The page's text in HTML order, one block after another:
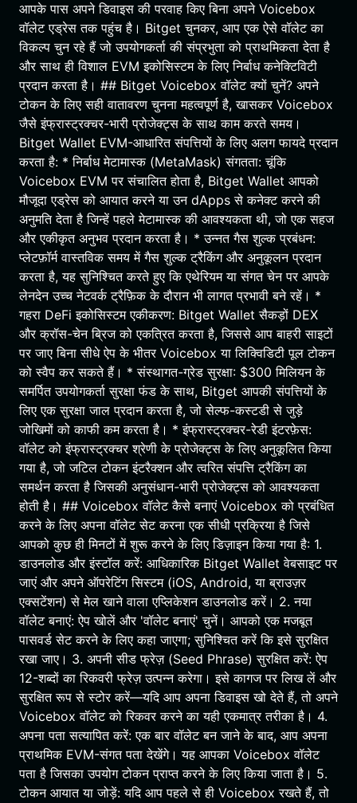
आपके पास अपने डिवाइस की परवाह किए बिना अपने Voicebox
वॉलेट एड्रेस तक पहुंच है। Bitget चुनकर, आप एक ऐसे वॉलेट का
विकल्प चुन रहे हैं जो उपयोगकर्ता की संप्रभुता को प्राथमिकता देता है
और साथ ही विशाल EVM इकोसिस्टम के लिए निर्बाध कनेक्टिविटी
प्रदान करता है। ## Bitget Voicebox वॉलेट क्यों चुनें? अपने
टोकन के लिए सही वातावरण चुनना महत्वपूर्ण है, खासकर Voicebox
जैसे इंफ्रास्ट्रक्चर-भारी प्रोजेक्ट्स के साथ काम करते समय।
Bitget Wallet EVM-आधारित संपत्तियों के लिए अलग फायदे प्रदान
करता है: * निर्बाध मेटामास्क (MetaMask) संगतता: चूंकि
Voicebox EVM पर संचालित होता है, Bitget Wallet आपको
मौजूदा एड्रेस को आयात करने या उन dApps से कनेक्ट करने की
अनुमति देता है जिन्हें पहले मेटामास्क की आवश्यकता थी, जो एक सहज
और एकीकृत अनुभव प्रदान करता है। * उन्नत गैस शुल्क प्रबंधन:
प्लेटफ़ॉर्म वास्तविक समय में गैस शुल्क ट्रैकिंग और अनुकूलन प्रदान
करता है, यह सुनिश्चित करते हुए कि एथेरियम या संगत चेन पर आपके
लेनदेन उच्च नेटवर्क ट्रैफ़िक के दौरान भी लागत प्रभावी बने रहें। *
गहरा DeFi इकोसिस्टम एकीकरण: Bitget Wallet सैकड़ों DEX
और क्रॉस-चेन ब्रिज को एकत्रित करता है, जिससे आप बाहरी साइटों
पर जाए बिना सीधे ऐप के भीतर Voicebox या लिक्विडिटी पूल टोकन
को स्वैप कर सकते हैं। * संस्थागत-ग्रेड सुरक्षा: $300 मिलियन के
समर्पित उपयोगकर्ता सुरक्षा फंड के साथ, Bitget आपकी संपत्तियों के
लिए एक सुरक्षा जाल प्रदान करता है, जो सेल्फ-कस्टडी से जुड़े
जोखिमों को काफी कम करता है। * इंफ्रास्ट्रक्चर-रेडी इंटरफ़ेस:
वॉलेट को इंफ्रास्ट्रक्चर श्रेणी के प्रोजेक्ट्स के लिए अनुकूलित किया
गया है, जो जटिल टोकन इंटरैक्शन और त्वरित संपत्ति ट्रैकिंग का
समर्थन करता है जिसकी अनुसंधान-भारी प्रोजेक्ट्स को आवश्यकता
होती है। ## Voicebox वॉलेट कैसे बनाएं Voicebox को प्रबंधित
करने के लिए अपना वॉलेट सेट करना एक सीधी प्रक्रिया है जिसे
आपको कुछ ही मिनटों में शुरू करने के लिए डिज़ाइन किया गया है: 1.
डाउनलोड और इंस्टॉल करें: आधिकारिक Bitget Wallet वेबसाइट पर
जाएं और अपने ऑपरेटिंग सिस्टम (iOS, Android, या ब्राउज़र
एक्सटेंशन) से मेल खाने वाला एप्लिकेशन डाउनलोड करें। 2. नया
वॉलेट बनाएं: ऐप खोलें और 'वॉलेट बनाएं' चुनें। आपको एक मजबूत
पासवर्ड सेट करने के लिए कहा जाएगा; सुनिश्चित करें कि इसे सुरक्षित
रखा जाए। 3. अपनी सीड फ्रेज़ (Seed Phrase) सुरक्षित करें: ऐप
12-शब्दों का रिकवरी फ्रेज़ उत्पन्न करेगा। इसे कागज पर लिख लें और
सुरक्षित रूप से स्टोर करें—यदि आप अपना डिवाइस खो देते हैं, तो अपने
Voicebox वॉलेट को रिकवर करने का यही एकमात्र तरीका है। 4.
अपना पता सत्यापित करें: एक बार वॉलेट बन जाने के बाद, आप अपना
प्राथमिक EVM-संगत पता देखेंगे। यह आपका Voicebox वॉलेट
पता है जिसका उपयोग टोकन प्राप्त करने के लिए किया जाता है। 5.
टोकन आयात या जोड़ें: यदि आप पहले से ही Voicebox रखते हैं, तो